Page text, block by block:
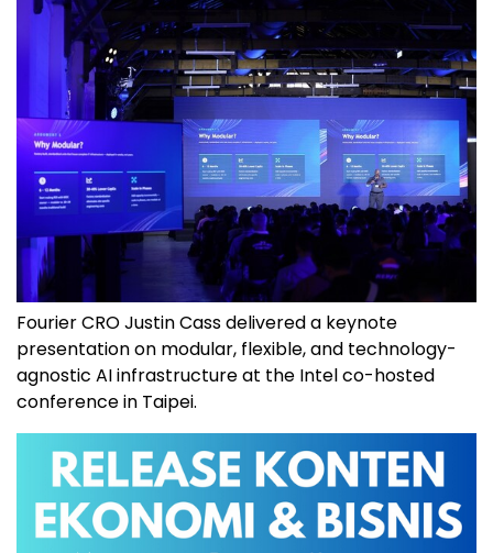
Fourier CRO Justin Cass delivered a keynote
presentation on modular, flexible, and technology-
agnostic AI infrastructure at the Intel co-hosted
conference in Taipei.